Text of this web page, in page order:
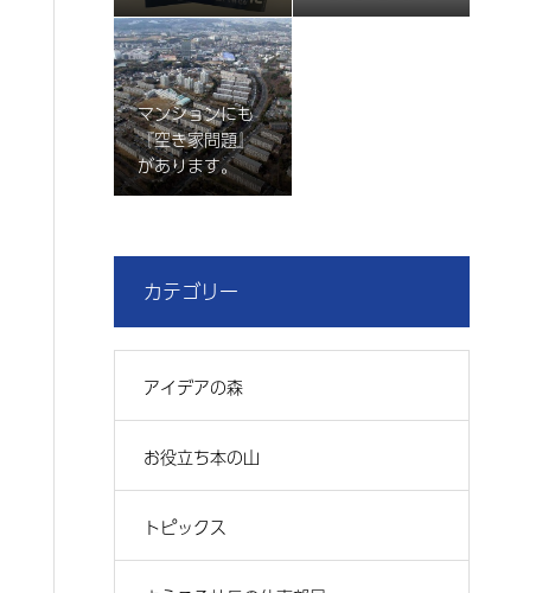
マンションにも
『空き家問題』
があります。
カテゴリー
アイデアの森
お役立ち本の山
トピックス